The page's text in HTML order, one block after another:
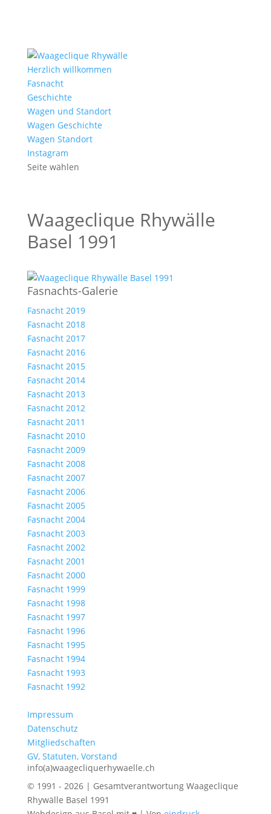
Herzlich willkommen
Fasnacht
Geschichte
Wagen und Standort
Wagen Geschichte
Wagen Standort
Instagram
Seite wählen
Waageclique Rhywälle
Basel 1991
Fasnachts-Galerie
Fasnacht 2019
Fasnacht 2018
Fasnacht 2017
Fasnacht 2016
Fasnacht 2015
Fasnacht 2014
Fasnacht 2013
Fasnacht 2012
Fasnacht 2011
Fasnacht 2010
Fasnacht 2009
Fasnacht 2008
Fasnacht 2007
Fasnacht 2006
Fasnacht 2005
Fasnacht 2004
Fasnacht 2003
Fasnacht 2002
Fasnacht 2001
Fasnacht 2000
Fasnacht 1999
Fasnacht 1998
Fasnacht 1997
Fasnacht 1996
Fasnacht 1995
Fasnacht 1994
Fasnacht 1993
Fasnacht 1992
Impressum
Datenschutz
Mitgliedschaften
GV, Statuten, Vorstand
info(a)waagecliquerhywaelle.ch
© 1991 - 2026 | Gesamtverantwortung Waageclique
Rhywälle Basel 1991